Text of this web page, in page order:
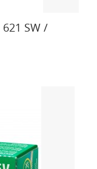
621 SW /